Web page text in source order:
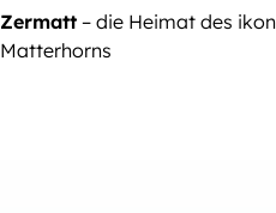
Zermatt – die Heimat des
Matterhorns